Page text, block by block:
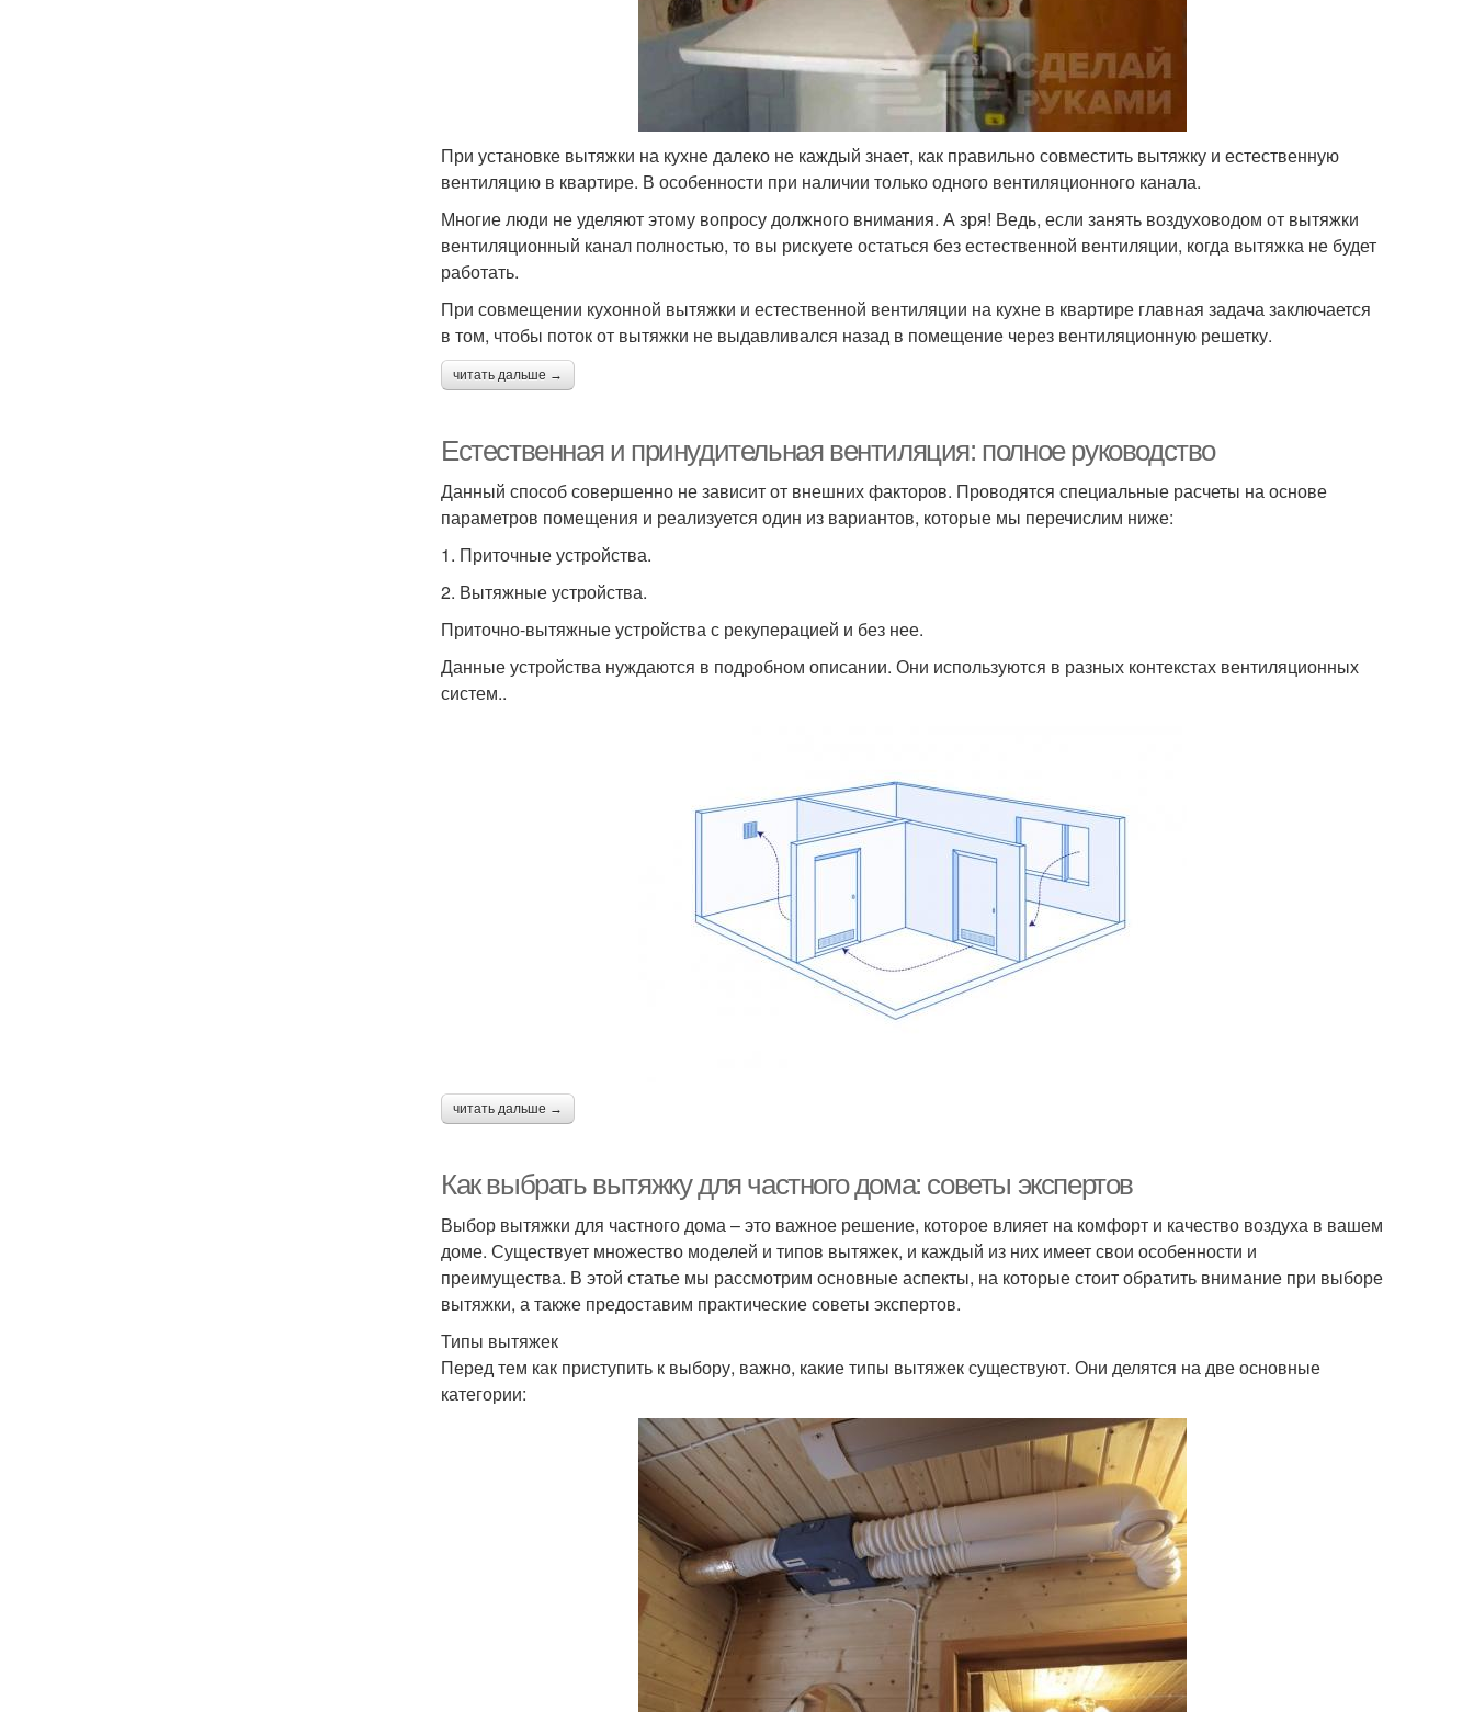
При установке вытяжки на кухне далеко не каждый знает, как правильно совместить вытяжку и естественную
вентиляцию в квартире. В особенности при наличии только одного вентиляционного канала.
Многие люди не уделяют этому вопросу должного внимания. А зря! Ведь, если занять воздуховодом от вытяжки
вентиляционный канал полностью, то вы рискуете остаться без естественной вентиляции, когда вытяжка не будет
работать.
При совмещении кухонной вытяжки и естественной вентиляции на кухне в квартире главная задача заключается
в том, чтобы поток от вытяжки не выдавливался назад в помещение через вентиляционную решетку.
читать дальше →
Естественная и принудительная вентиляция: полное руководство
Данный способ совершенно не зависит от внешних факторов. Проводятся специальные расчеты на основе
параметров помещения и реализуется один из вариантов, которые мы перечислим ниже:
1. Приточные устройства.
2. Вытяжные устройства.
Приточно-вытяжные устройства с рекуперацией и без нее.
Данные устройства нуждаются в подробном описании. Они используются в разных контекстах вентиляционных
систем..
читать дальше →
Как выбрать вытяжку для частного дома: советы экспертов
Выбор вытяжки для частного дома – это важное решение, которое влияет на комфорт и качество воздуха в вашем
доме. Существует множество моделей и типов вытяжек, и каждый из них имеет свои особенности и
преимущества. В этой статье мы рассмотрим основные аспекты, на которые стоит обратить внимание при выборе
вытяжки, а также предоставим практические советы экспертов.
Типы вытяжек
Перед тем как приступить к выбору, важно, какие типы вытяжек существуют. Они делятся на две основные
категории: